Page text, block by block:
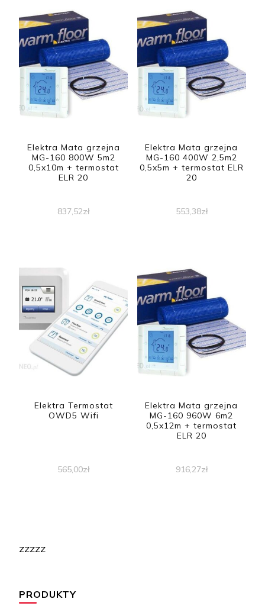
Elektra Mata grzejna
MG-160 800W 5m2
0,5x10m + termostat
ELR 20
837,52zł
Elektra Mata grzejna
MG-160 400W 2,5m2
0,5x5m + termostat ELR
20
553,38zł
Elektra Termostat
OWD5 Wifi
565,00zł
Elektra Mata grzejna
MG-160 960W 6m2
0,5x12m + termostat
ELR 20
916,27zł
zzzzz
PRODUKTY